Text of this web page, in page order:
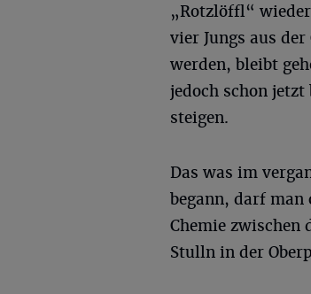
„Rotzlöffl“
vier Jungs aus
werden, bleibt
jedoch schon
steigen.
Das was im
begann, darf man
Chemie zwischen
Stulln in der